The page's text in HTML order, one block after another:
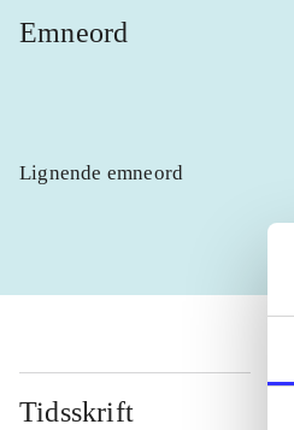
Emneord
Lignende emneord
Tidsskrift